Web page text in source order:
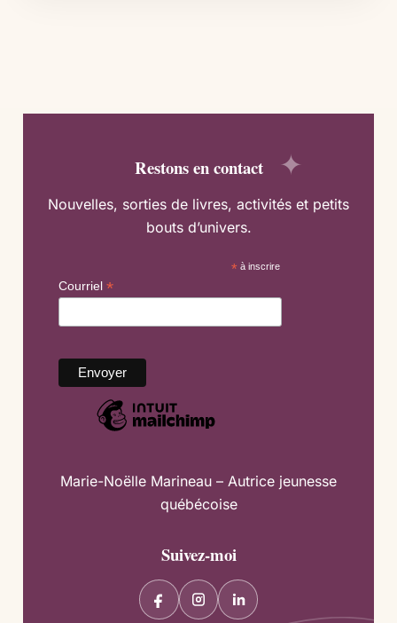
Restons en contact
Nouvelles, sorties de livres, activités et petits
bouts d’univers.
* à inscrire
Courriel*
Marie-Noëlle Marineau – Autrice jeunesse
québécoise
Suivez-moi
F
I
L